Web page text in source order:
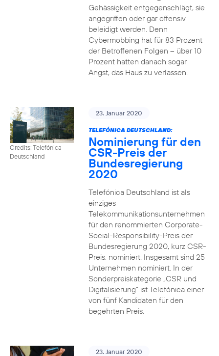
Gehässigkeit entgegenschlägt, sie
angegriffen oder gar offensiv
beleidigt werden. Denn
Cybermobbing hat für 83 Prozent
der Betroffenen Folgen – über 10
Prozent hatten danach sogar
Angst, das Haus zu verlassen.
Credits: Telefónica
Deutschland
23. Januar 2020
TELEFÓNICA DEUTSCHLAND:
Nominierung für den
CSR-Preis der
Bundesregierung
2020
Telefónica Deutschland ist als
einziges
Telekommunikationsunternehmen
für den renommierten Corporate-
Social-Responsibility-Preis der
Bundesregierung 2020, kurz CSR-
Preis, nominiert. Insgesamt sind 25
Unternehmen nominiert. In der
Sonderpreiskategorie „CSR und
Digitalisierung“ ist Telefónica einer
von fünf Kandidaten für den
begehrten Preis.
23. Januar 2020